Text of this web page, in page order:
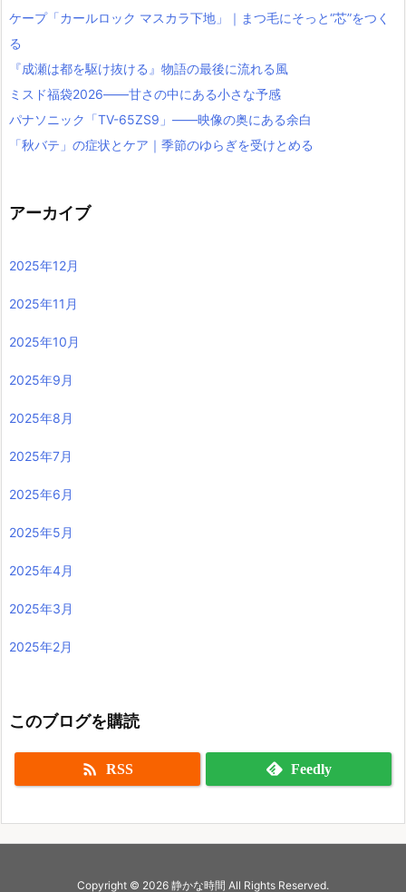
ケープ「カールロック マスカラ下地」｜まつ毛にそっと“芯”をつく
る
『成瀬は都を駆け抜ける』物語の最後に流れる風
ミスド福袋2026――甘さの中にある小さな予感
パナソニック「TV-65ZS9」――映像の奥にある余白
「秋バテ」の症状とケア｜季節のゆらぎを受けとめる
アーカイブ
2025年12月
2025年11月
2025年10月
2025年9月
2025年8月
2025年7月
2025年6月
2025年5月
2025年4月
2025年3月
2025年2月
このブログを購読
 RSS Feedly
Copyright © 2026 静かな時間 All Rights Reserved.